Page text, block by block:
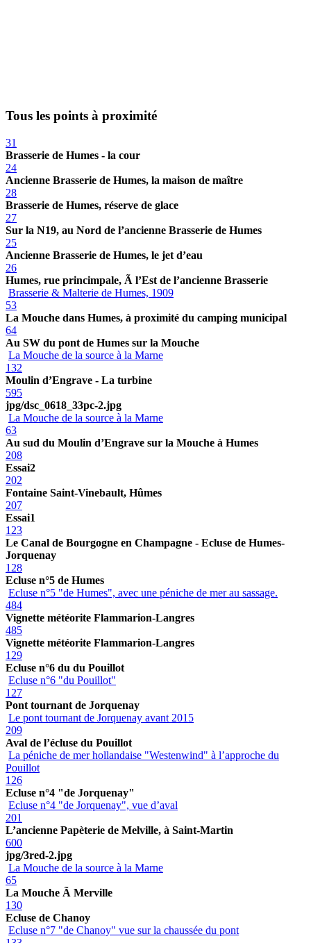
Tous les points à proximité
31
Brasserie de Humes - la cour
24
Ancienne Brasserie de Humes, la maison de maître
28
Brasserie de Humes, réserve de glace
27
Sur la N19, au Nord de l’ancienne Brasserie de Humes
25
Ancienne Brasserie de Humes, le jet d’eau
26
Humes, rue princimpale, Ã l’Est de l’ancienne Brasserie
Brasserie & Malterie de Humes, 1909
53
La Mouche dans Humes, à proximité du camping municipal
64
Au SW du pont de Humes sur la Mouche
La Mouche de la source à la Marne
132
Moulin d’Engrave - La turbine
595
jpg/dsc_0618_33pc-2.jpg
La Mouche de la source à la Marne
63
Au sud du Moulin d’Engrave sur la Mouche à Humes
208
Essai2
202
Fontaine Saint-Vinebault, Hûmes
207
Essai1
123
Le Canal de Bourgogne en Champagne - Ecluse de Humes-
Jorquenay
128
Ecluse n°5 de Humes
Ecluse n°5 "de Humes", avec une péniche de mer au sassage.
484
Vignette météorite Flammarion-Langres
485
Vignette météorite Flammarion-Langres
129
Ecluse n°6 du du Pouillot
Ecluse n°6 "du Pouillot"
127
Pont tournant de Jorquenay
Le pont tournant de Jorquenay avant 2015
209
Aval de l’écluse du Pouillot
La péniche de mer hollandaise "Westenwind" à l’approche du
Pouillot
126
Ecluse n°4 "de Jorquenay"
Ecluse n°4 "de Jorquenay", vue d’aval
201
L’ancienne Papèterie de Melville, à Saint-Martin
600
jpg/3red-2.jpg
La Mouche de la source à la Marne
65
La Mouche Ã Merville
130
Ecluse de Chanoy
Ecluse n°7 "de Chanoy" vue sur la chaussée du pont